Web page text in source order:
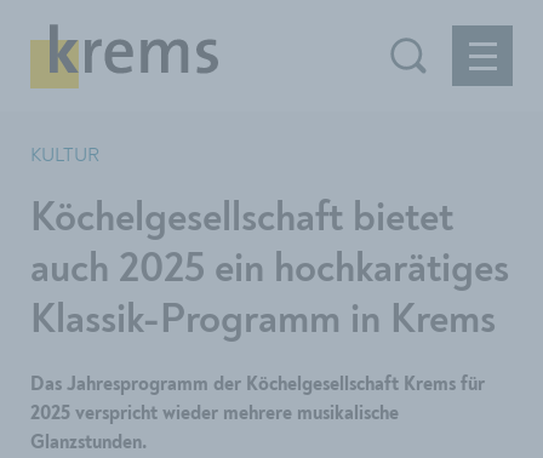
KULTUR
Köchelgesellschaft bietet
auch 2025 ein hochkarätiges
Klassik-Programm in Krems
Das Jahresprogramm der Köchelgesellschaft Krems für
2025 verspricht wieder mehrere musikalische
Glanzstunden.